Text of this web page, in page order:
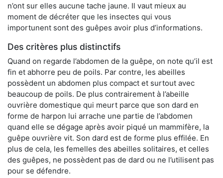
n’ont sur elles aucune tache jaune. Il vaut mieux au
moment de décréter que les insectes qui vous
importunent sont des guêpes avoir plus d’informations.
Des critères plus distinctifs
Quand on regarde l’abdomen de la guêpe, on note qu’il est
fin et abhorre peu de poils. Par contre, les abeilles
possèdent un abdomen plus compact et surtout avec
beaucoup de poils. De plus contrairement à l’abeille
ouvrière domestique qui meurt parce que son dard en
forme de harpon lui arrache une partie de l’abdomen
quand elle se dégage après avoir piqué un mammifère, la
guêpe ouvrière vit. Son dard est de forme plus effilée. En
plus de cela, les femelles des abeilles solitaires, et celles
des guêpes, ne possèdent pas de dard ou ne l’utilisent pas
pour se défendre.